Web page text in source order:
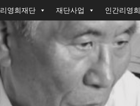
리영희재단 재단사업 인간리영희